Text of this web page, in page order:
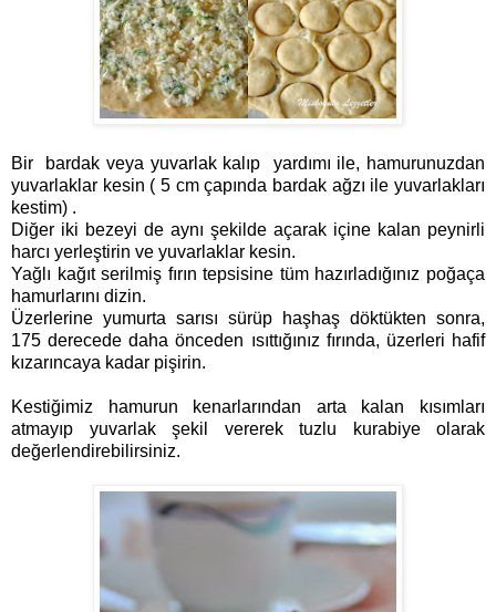
Bir bardak veya yuvarlak kalıp yardımı ile, hamurunuzdan
yuvarlaklar kesin ( 5 cm çapında bardak ağzı ile yuvarlakları
kestim) .
Diğer iki bezeyi de aynı şekilde açarak içine kalan peynirli
harcı yerleştirin ve yuvarlaklar kesin.
Yağlı kağıt serilmiş fırın tepsisine tüm hazırladığınız poğaça
hamurlarını dizin.
Üzerlerine yumurta sarısı sürüp haşhaş döktükten sonra,
175 derecede daha önceden ısıttığınız fırında, üzerleri hafif
kızarıncaya kadar pişirin.
Kestiğimiz hamurun kenarlarından arta kalan kısımları
atmayıp yuvarlak şekil vererek tuzlu kurabiye olarak
değerlendirebilirsiniz.